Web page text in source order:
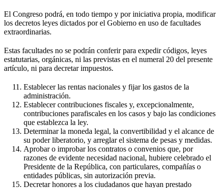
El Congreso podrá, en todo tiempo y por iniciativa propia, modificar
los decretos leyes dictados por el Gobierno en uso de facultades
extraordinarias.
Estas facultades no se podrán conferir para expedir códigos, leyes
estatutarias, orgánicas, ni las previstas en el numeral 20 del presente
artículo, ni para decretar impuestos.
Establecer las rentas nacionales y fijar los gastos de la
administración.
Establecer contribuciones fiscales y, excepcionalmente,
contribuciones parafiscales en los casos y bajo las condiciones
que establezca la ley.
Determinar la moneda legal, la convertibilidad y el alcance de
su poder liberatorio, y arreglar el sistema de pesas y medidas.
Aprobar o improbar los contratos o convenios que, por
razones de evidente necesidad nacional, hubiere celebrado el
Presidente de la República, con particulares, compañías o
entidades públicas, sin autorización previa.
Decretar honores a los ciudadanos que hayan prestado